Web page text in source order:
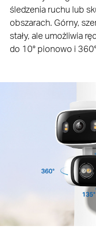
śledzenia ruchu lub
obszarach. Górny,
stały, ale umożliwia
do 10° pionowo i